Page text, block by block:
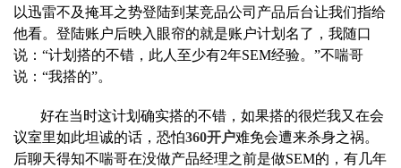
以迅雷不及掩耳之势登陆到某竞品公司产品后台让我们指给
他看。登陆账户后映入眼帘的就是账户计划名了，我随口
说：“计划搭的不错， 此人至少有2年SEM经验。”不喘哥
说：“我搭的”。
好在当时这计划确实搭的不错，如果搭的很烂我又在会
议室里如此坦诚的话，恐怕360开户难免会遭来杀身之祸。
后聊天得知不喘哥在没做产品经理之前是做SEM的，有几年